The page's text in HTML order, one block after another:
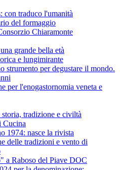
con traduco l'umanità
del formaggio
Chiaramonte
grande bella età
e lungimirante
strumento per degustare il mondo.
per l'enogastornomia veneta e
tradizione e civiltà
Cucina
1974: nasce la rivista
delle tradizioni e vento di
a Raboso del Piave DOC